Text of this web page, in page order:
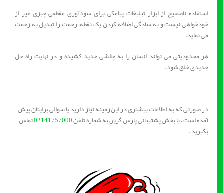
استفاده ناصحیح از ابزار تبلیغات پیامکی برای سودآوری مقطعی چیزی غیر از
خودخواهی نیست و به سادگی اضافه کردن یک نقطه، رحمت را تبدیل به زحمت
می نماید.
هر محدودیتی می تواند انسان را به چالشی جدید کشیده و در نهایت راه حل
جدیدی خلق شود.
در صورتی که به اطلاعات بیشتری در این زمینه نیاز دارید یا سوالی برایتان پیش
آمده است ، با بخش پشتیبانی پارس گرین به شماره تلفن02141757000تماس
بگیرید .